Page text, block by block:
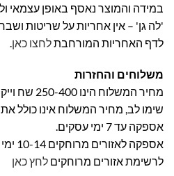
במידה והמוצר נאסף באופן עצמאי
'לה גן' – אין אחריות על שריטות
לדף האחריות המורחבתלחצו כאן.
משלוחים והחזרות
מחיר המשלוח הינו 250-400 שח וייקבע על פי אזור מגוריכם.
שימו לב, מחיר המשלוח אינו כולל
אספקה עד 7 ימי עסקים.
אספקה לאזורים מרוחקים 10-14 ימי עסקים
לרשימת אזורים מרוחקים לחץ כאן